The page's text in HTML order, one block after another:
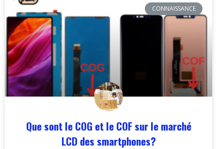
CONNAISSANCE
Que sont le COG et le COF sur le marché
LCD des smartphones?